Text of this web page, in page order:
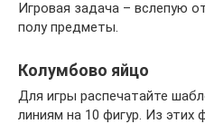
Игровая задача – вслепую
полу предметы.
Колумбово яйцо
Для игры распечатайте
линиям на 10 фигур. Из этих